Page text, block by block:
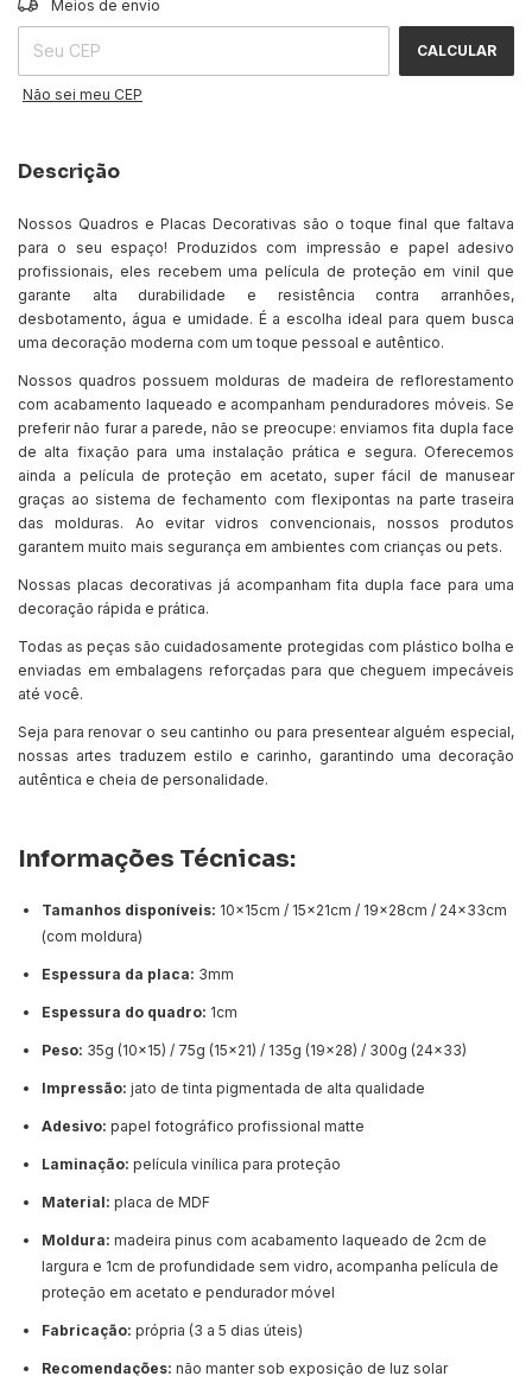
Meios de envio
CALCULAR
Não sei meu CEP
Descrição
Nossos Quadros e Placas Decorativas são o toque final que faltava
para o seu espaço! Produzidos com impressão e papel adesivo
profissionais, eles recebem uma película de proteção em vinil que
garante alta durabilidade e resistência contra arranhões,
desbotamento, água e umidade. É a escolha ideal para quem busca
uma decoração moderna com um toque pessoal e autêntico.
Nossos quadros possuem molduras de madeira de reflorestamento
com acabamento laqueado e acompanham penduradores móveis. Se
preferir não furar a parede, não se preocupe: enviamos fita dupla face
de alta fixação para uma instalação prática e segura. Oferecemos
ainda a película de proteção em acetato, super fácil de manusear
graças ao sistema de fechamento com flexipontas na parte traseira
das molduras. Ao evitar vidros convencionais, nossos produtos
garantem muito mais segurança em ambientes com crianças ou pets.
Nossas placas decorativas já acompanham fita dupla face para uma
decoração rápida e prática.
Todas as peças são cuidadosamente protegidas com plástico bolha e
enviadas em embalagens reforçadas para que cheguem impecáveis
até você.
Seja para renovar o seu cantinho ou para presentear alguém especial,
nossas artes traduzem estilo e carinho, garantindo uma decoração
autêntica e cheia de personalidade.
Informações Técnicas:
Tamanhos disponíveis: 10x15cm / 15x21cm / 19x28cm / 24x33cm
(com moldura)
Espessura da placa: 3mm
Espessura do quadro: 1cm
Peso: 35g (10x15) / 75g (15x21) / 135g (19x28) / 300g (24x33)
Impressão: jato de tinta pigmentada de alta qualidade
Adesivo: papel fotográfico profissional matte
Laminação: película vinílica para proteção
Material: placa de MDF
Moldura: madeira pinus com acabamento laqueado de 2cm de
largura e 1cm de profundidade sem vidro, acompanha película de
proteção em acetato e pendurador móvel
Fabricação: própria (3 a 5 dias úteis)
Recomendações: não manter sob exposição de luz solar